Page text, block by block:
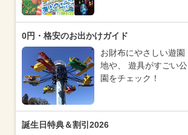
0円・格安のお出かけガイド
お財布にやさしい遊園
地や、 遊具がすごい公
園をチェック！
誕生日特典＆割引2026